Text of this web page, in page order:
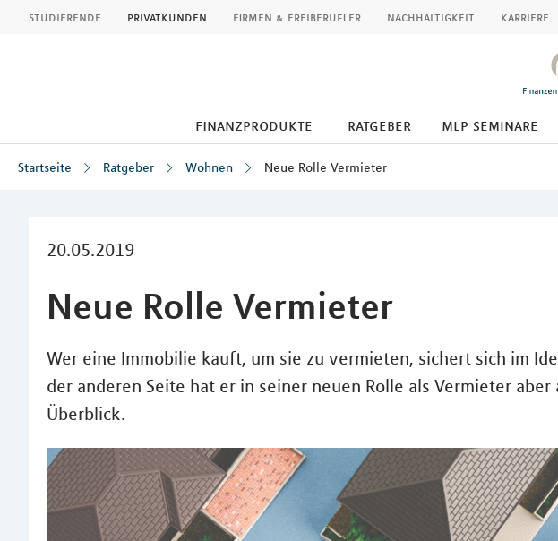
studierende privatkunden firmen & freiberufler nachhaltigkeit karriere
finanzprodukte ratgeber mlp seminare
Startseite Ratgeber Wohnen Neue Rolle Vermieter
20.05.2019
Neue Rolle Vermieter
Wer eine Immobilie kauft, um sie zu vermieten, sichert sich im
der anderen Seite hat er in seiner neuen Rolle als Vermieter aber
Überblick.